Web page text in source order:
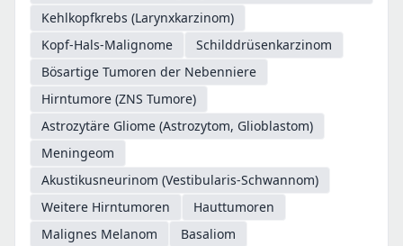
Kehlkopfkrebs (Larynxkarzinom)
Kopf-Hals-Malignome
Schilddrüsenkarzinom
Bösartige Tumoren der Nebenniere
Hirntumore (ZNS Tumore)
Astrozytäre Gliome (Astrozytom, Glioblastom)
Meningeom
Akustikusneurinom (Vestibularis-Schwannom)
Weitere Hirntumoren
Hauttumoren
Malignes Melanom
Basaliom